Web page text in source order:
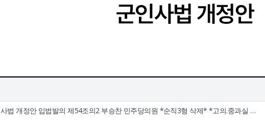
군인사법 개정안
법 개정안 입법발의 제54조의2 부승찬 민주당의원 *순직3형 삭제* *고의.중과실 …